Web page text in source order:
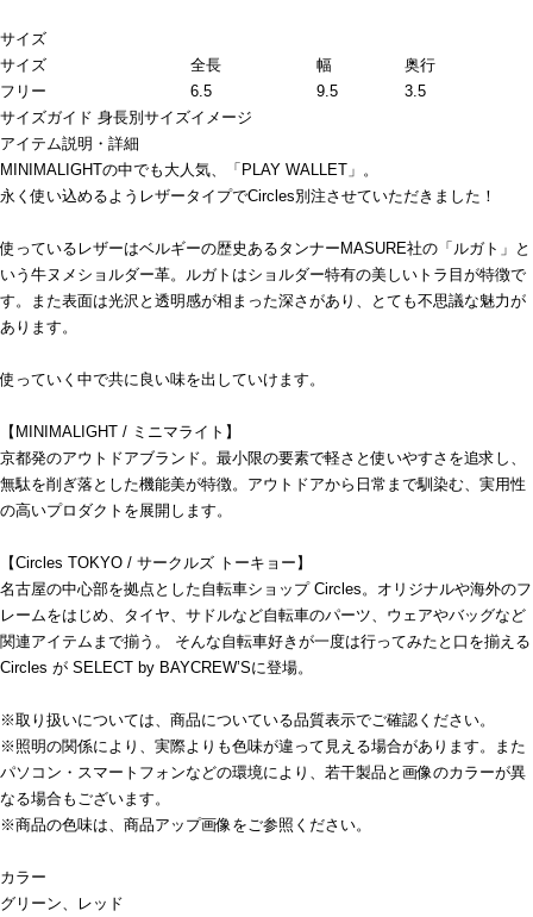
サイズ
サイズ
全長 幅
奥行
フリー
6.5 9.5
3.5
サイズガイド 身長別サイズイメージ
アイテム説明・詳細
MINIMALIGHTの中でも大人気、「PLAY WALLET」。
永く使い込めるようレザータイプでCircles別注させていただきました！
使っているレザーはベルギーの歴史あるタンナーMASURE社の「ルガト」と
いう牛ヌメショルダー革。ルガトはショルダー特有の美しいトラ目が特徴で
す。また表面は光沢と透明感が相まった深さがあり、とても不思議な魅力が
あります。
使っていく中で共に良い味を出していけます。
【MINIMALIGHT / ミニマライト】
京都発のアウトドアブランド。最小限の要素で軽さと使いやすさを追求し、
無駄を削ぎ落とした機能美が特徴。アウトドアから日常まで馴染む、実用性
の高いプロダクトを展開します。
【Circles TOKYO / サークルズ トーキョー】
名古屋の中心部を拠点とした自転車ショップ Circles。オリジナルや海外のフ
レームをはじめ、タイヤ、サドルなど自転車のパーツ、ウェアやバッグなど
関連アイテムまで揃う。 そんな自転車好きが一度は行ってみたと口を揃える
Circles が SELECT by BAYCREW’Sに登場。
※取り扱いについては、商品についている品質表示でご確認ください。
※照明の関係により、実際よりも色味が違って見える場合があります。また
パソコン・スマートフォンなどの環境により、若干製品と画像のカラーが異
なる場合もございます。
※商品の色味は、商品アップ画像をご参照ください。
カラー
グリーン、レッド